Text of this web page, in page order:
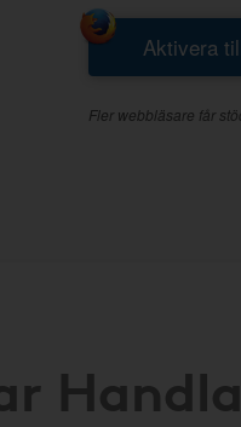
Aktivera
Fler webbläsare får